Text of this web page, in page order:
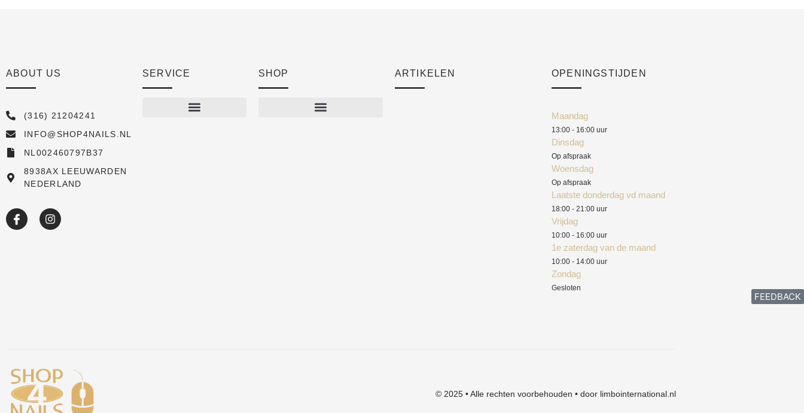
ABOUT US
(316) 21204241
INFO@SHOP4NAILS.NL
NL002460797B37
8938AX LEEUWARDEN
NEDERLAND
SERVICE SHOP ARTIKELEN OPENINGSTIJDEN
Maandag
13:00 - 16:00 uur
Dinsdag
Op afspraak
Woensdag
Op afspraak
Laatste donderdag vd maand
18:00 - 21:00 uur
Vrijdag
10:00 - 16:00 uur
1e zaterdag van de maand
10:00 - 14:00 uur
Zondag
Gesloten
© 2025 • Alle rechten voorbehouden • door limbointernational.nl
FEEDBACK